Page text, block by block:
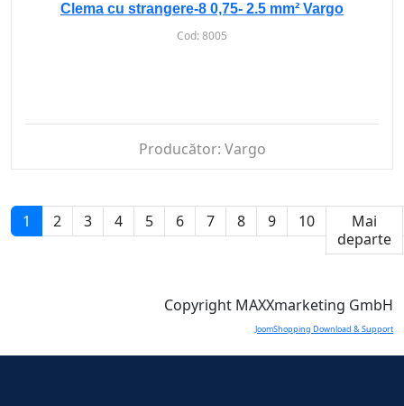
Clema cu strangere-8 0,75- 2.5 mm² Vargo
Cod:8005
Producător: Vargo
1 2 3 4 5 6 7 8 9 10
Mai
departe
Copyright MAXXmarketing GmbH
JoomShopping Download & Support